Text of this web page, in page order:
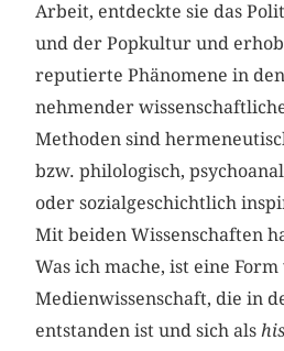
Arbeit, entdeckte sie das
und der Popkultur und
reputierte Phänomene in
nehmender
Methoden sind
bzw. philologisch,
oder sozialgeschichtlich
Mit beiden Wissenschaften
Was ich mache, ist eine Form
Medienwissenschaft, die in
entstanden ist und sich als